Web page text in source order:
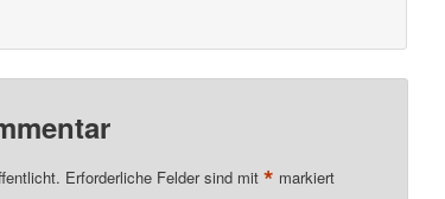
Erforderliche Felder sind mit* markiert